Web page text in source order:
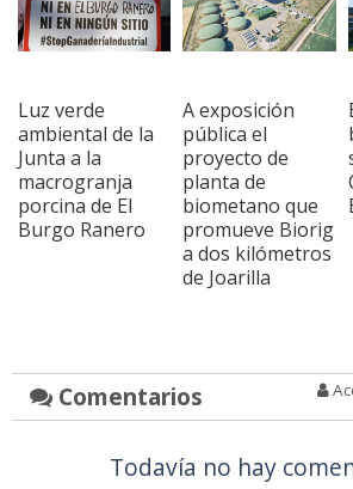
Luz verde
ambiental de la
Junta a la
macrogranja
porcina de El
Burgo Ranero
A exposición
pública el
proyecto de
planta de
biometano que
promueve Biorig
a dos kilómetros
de Joarilla
Comentarios
Todavía no hay